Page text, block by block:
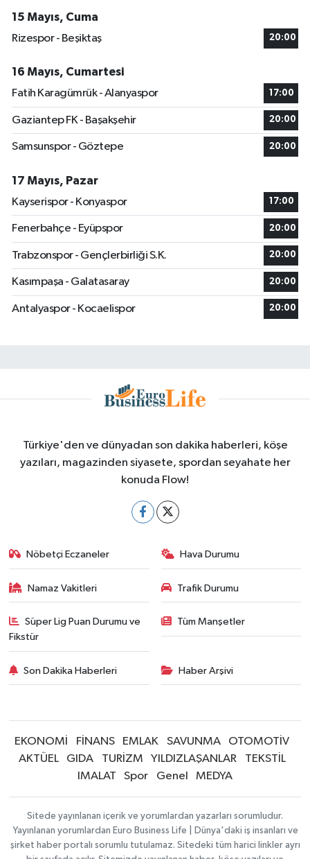
15 Mayıs, Cuma
Rizespor - Beşiktaş
20:00
16 Mayıs, Cumartesi
Fatih Karagümrük - Alanyaspor
17:00
Gaziantep FK - Başakşehir 20:00
Samsunspor - Göztepe 20:00
17 Mayıs, Pazar
Kayserispor - Konyaspor
17:00
Fenerbahçe - Eyüpspor 20:00
Trabzonspor - Gençlerbirliği S.K. 20:00
Kasımpaşa - Galatasaray 20:00
Antalyaspor - Kocaelispor 20:00
Türkiye'den ve dünyadan son dakika haberleri, köşe
yazıları, magazinden siyasete, spordan seyahate her
konuda Flow!
Nöbetçi Eczaneler Hava Durumu
Namaz Vakitleri Trafik Durumu
Süper Lig Puan Durumu ve
Fikstür
Tüm Manşetler
Son Dakika Haberleri Haber Arşivi
EKONOMİ FİNANS EMLAK SAVUNMA
OTOMOTİV
AKTÜEL
GIDA TURİZM YILDIZLAŞANLAR
TEKSTİL
IMALAT
Spor Genel MEDYA
Sitede yayınlanan içerik ve yorumlardan yazarları sorumludur.
Yayınlanan yorumlardan Euro Business Life | Dünya'daki iş insanları ve
şirket haber portalı sorumlu tutulamaz. Sitedeki tüm harici linkler ayrı